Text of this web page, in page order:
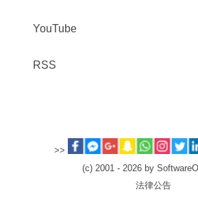
YouTube
RSS
>>
(c) 2001 - 2026 by
法律公告